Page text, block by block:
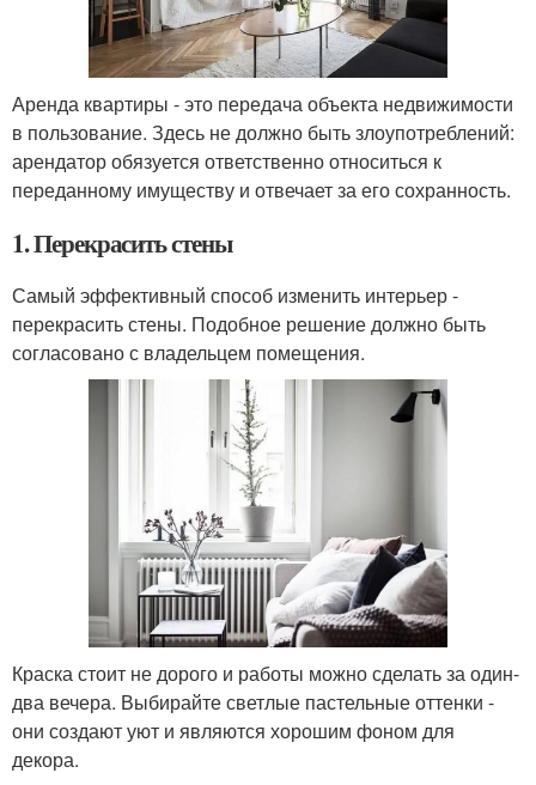
Аренда квартиры - это передача объекта недвижимости
в пользование. Здесь не должно быть злоупотреблений:
арендатор обязуется ответственно относиться к
переданному имуществу и отвечает за его сохранность.
1. Перекрасить стены
Самый эффективный способ изменить интерьер -
перекрасить стены. Подобное решение должно быть
согласовано с владельцем помещения.
Краска стоит не дорого и работы можно сделать за один-
два вечера. Выбирайте светлые пастельные оттенки -
они создают уют и являются хорошим фоном для
декора.